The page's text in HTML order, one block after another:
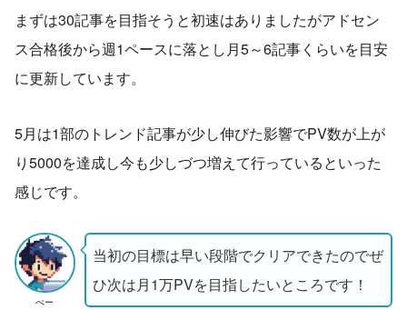
まずは30記事を目指そうと初速はありましたがアドセン
ス合格後から週1ペースに落とし月5～6記事くらいを目安
に更新しています。
5月は1部のトレンド記事が少し伸びた影響でPV数が上が
り5000を達成し今も少しづつ増えて行っているといった
感じです。
ぺー
当初の目標は早い段階でクリアできたのでぜ
ひ次は月1万PVを目指したいところです！